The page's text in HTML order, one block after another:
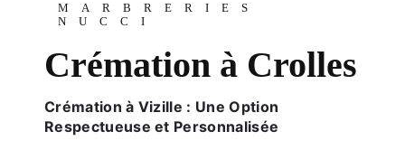
MARBRERIES
NUCCI
Crémation à Crolles
Crémation à Vizille : Une Option
Respectueuse et Personnalisée